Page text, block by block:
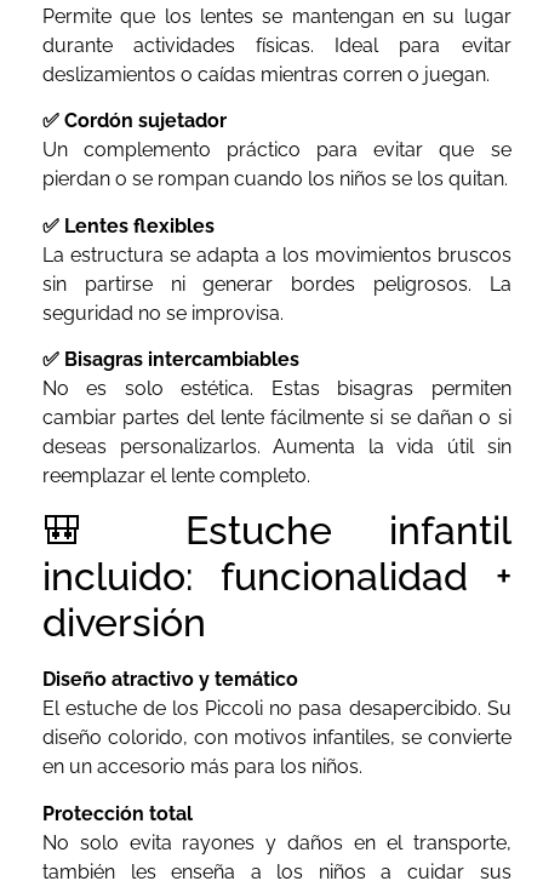
Permite que los lentes se mantengan en su lugar
durante actividades físicas. Ideal para evitar
deslizamientos o caídas mientras corren o juegan.
✅ Cordón sujetador
Un complemento práctico para evitar que se
pierdan o se rompan cuando los niños se los quitan.
✅ Lentes flexibles
La estructura se adapta a los movimientos bruscos
sin partirse ni generar bordes peligrosos. La
seguridad no se improvisa.
✅ Bisagras intercambiables
No es solo estética. Estas bisagras permiten
cambiar partes del lente fácilmente si se dañan o si
deseas personalizarlos. Aumenta la vida útil sin
reemplazar el lente completo.
🎒 Estuche infantil
incluido: funcionalidad +
diversión
Diseño atractivo y temático
El estuche de los Piccoli no pasa desapercibido. Su
diseño colorido, con motivos infantiles, se convierte
en un accesorio más para los niños.
Protección total
No solo evita rayones y daños en el transporte,
también les enseña a los niños a cuidar sus